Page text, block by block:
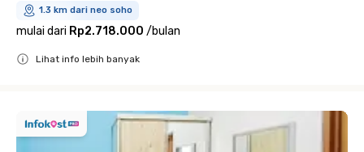
1.3 km dari neo soho
mulai dari Rp2.718.000 /bulan
Lihat info lebih banyak